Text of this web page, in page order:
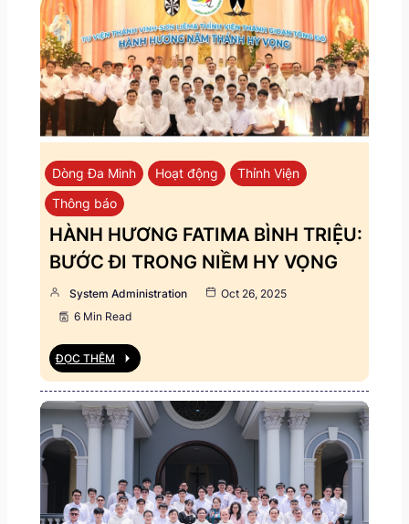
Dòng Đa Minh Hoạt động
Thỉnh Viện
Thông báo
HÀNH HƯƠNG FATIMA BÌNH TRIỆU:
BƯỚC ĐI TRONG NIỀM HY VỌNG
System Administration
Oct 26, 2025
6 Min Read
ĐỌC THÊM